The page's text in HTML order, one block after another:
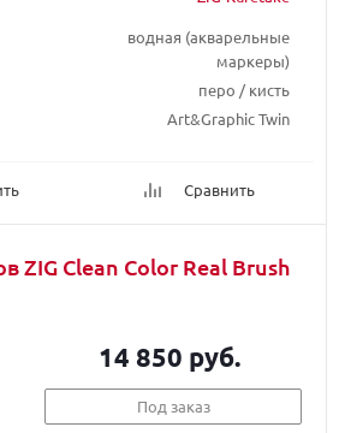
водная (акварельные
маркеры)
перо / кисть
Art&Graphic Twin
Сравнить
ZIG Clean Color Real Brush
14 850 руб.
Под заказ